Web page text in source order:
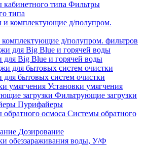
Фильтры
типа
д/полупром. фильтров
для Big Blue и горячей воды
бытовых систем очистки
Установки умягчения
Фильтрующие загрузки
Пурифайеры
Системы обратного
Дозирование